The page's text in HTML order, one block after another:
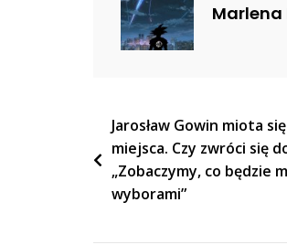
Marlena
Nawigacja
wpisu
Jarosław Gowin miota
miejsca. Czy zwróci się
„Zobaczymy, co będzie
wyborami”